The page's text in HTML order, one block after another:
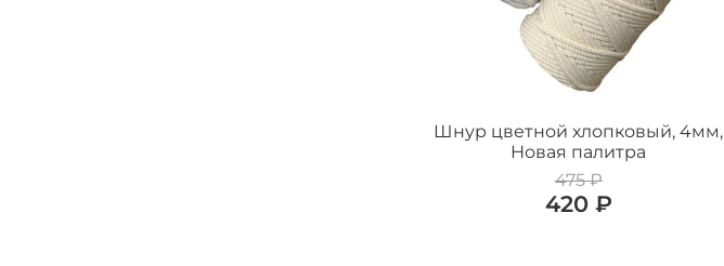
Шнур цветной хлопковый, 4мм,
Новая палитра
475 ₽
420 ₽